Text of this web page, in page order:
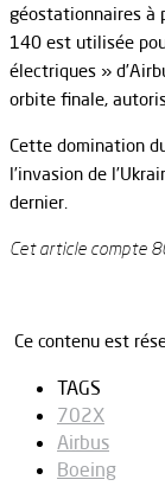
géostationnaires à
140 est utilisée
électriques »
orbite finale,
Cette domination
l’invasion de
dernier.
Cet article compte
Ce contenu est
TAGS
702X
Airbus
Boeing